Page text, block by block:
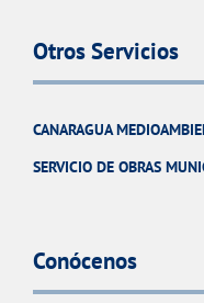
Otros Servicios
CANARAGUA
SERVICIO DE OBRAS
Conócenos